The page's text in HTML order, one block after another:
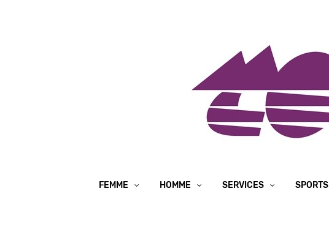
FEMME HOMME SERVICES SPORTS